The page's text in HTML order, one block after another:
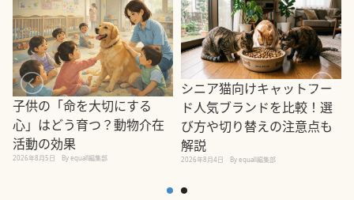
子供の「命を大切にする
心」はどう育つ？動物介在
活動の効果
2026年8月5日 By equall編集部
シニア猫向けキャットフー
ド人気ブランドを比較！選
び方や切り替えの注意点も
解説
2026年8月4日 By equall編集部